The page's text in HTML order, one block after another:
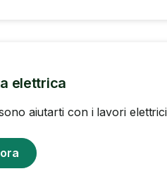
elettrica
aiutarti con i lavori